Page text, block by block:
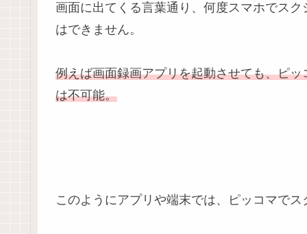
画面に出てくる言葉通り、何度スマホでス
はできません。
例えば画面録画アプリを起動させても、ピ
は不可能。
このようにアプリや端末では、ピッコマで